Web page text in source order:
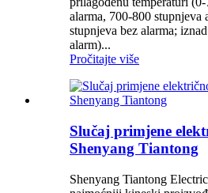
alarma, 700-800 stupnjeva
stupnjeva bez alarma;
alarm)...
Pročitajte više
Slučaj primjene
Shenyang Tiantong
Shenyang Tiantong